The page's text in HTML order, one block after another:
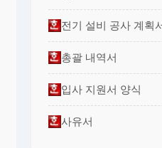
전기 설비 공사 계획
총괄 내역서
입사 지원서 양식
사유서